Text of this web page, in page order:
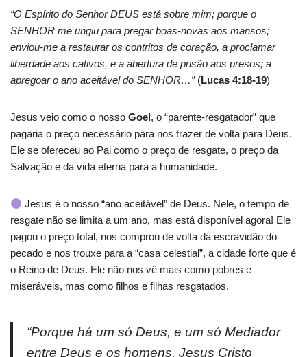
“O Espírito do Senhor DEUS está sobre mim; porque o
SENHOR me ungiu para pregar boas-novas aos mansos;
enviou-me a restaurar os contritos de coração, a proclamar
liberdade aos cativos, e a abertura de prisão aos presos; a
apregoar o ano aceitável do SENHOR…”(Lucas 4:18-19)
Jesus veio como o nosso Goel, o “parente-resgatador” que
pagaria o preço necessário para nos trazer de volta para Deus.
Ele se ofereceu ao Pai como o preço de resgate, o preço da
Salvação e da vida eterna para a humanidade.
Jesus é o nosso “ano aceitável” de Deus. Nele, o tempo de
resgate não se limita a um ano, mas está disponível agora! Ele
pagou o preço total, nos comprou de volta da escravidão do
pecado e nos trouxe para a “casa celestial”, a cidade forte que é
o Reino de Deus. Ele não nos vê mais como pobres e
miseráveis, mas como filhos e filhas resgatados.
“Porque há um só Deus, e um só Mediador
entre Deus e os homens, Jesus Cristo